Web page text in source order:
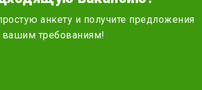
анкету и получите предложения
вашим требованиям!